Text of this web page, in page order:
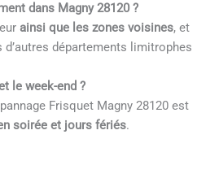
dans Magny 28120 ?
ainsi que les zones voisines, et
départements limitrophes
le week-end ?
Frisquet Magny 28120 est
soirée et jours fériés.